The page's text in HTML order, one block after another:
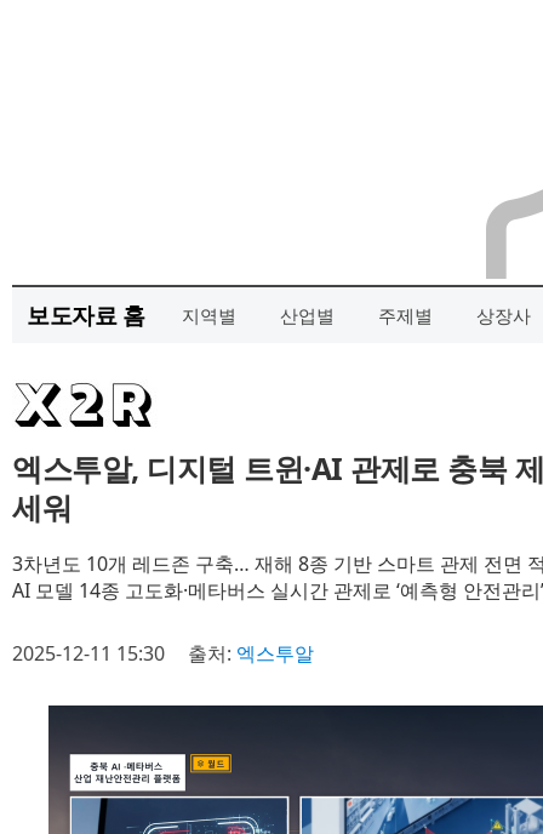
보도자료 홈 지역별 산업별 주제별 상장사
엑스투알, 디지털 트윈·AI 관제로 충북
세워
3차년도 10개 레드존 구축… 재해 8종 기반 스마트 관제 전면
AI 모델 14종 고도화·메타버스 실시간 관제로 ‘예측형 안전관리
2025-12-11 15:30 출처: 엑스투알